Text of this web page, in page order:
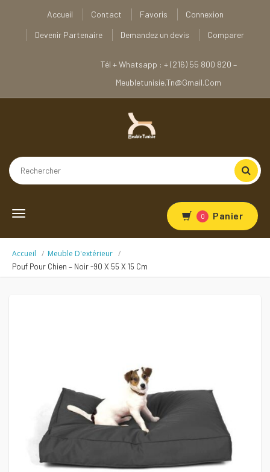
Accueil Contact Favoris
Connexion
Devenir Partenaire
Demandez un devis Comparer
Tél + Whatsapp : + (216) 55 800 820 –
Meubletunisie.tn@gmail.com
Toggle
0 Panier
Accueil Meuble D'extérieur
Pouf Pour Chien – Noir -90 X 55 X 15 Cm